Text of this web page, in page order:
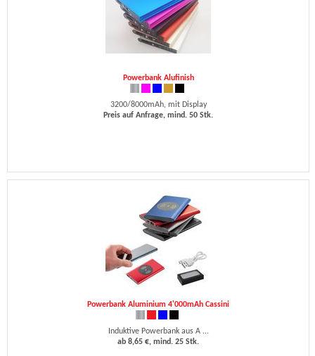
Powerbank Alufinish
3200/8000mAh, mit Display
Preis auf Anfrage, mind. 50 Stk.
Powerbank Aluminium 4'000mAh Cassini
Induktive Powerbank aus A ...
ab 8,65 €, mind. 25 Stk.